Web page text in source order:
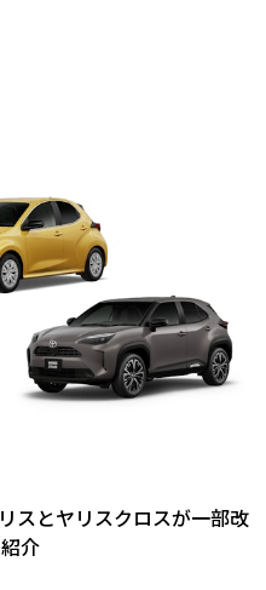
スとヤリスクロスが一部改
介